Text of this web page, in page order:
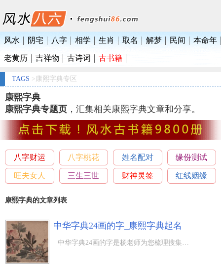
风水 阴宅 八字 相学 生肖 取名 解梦 民间 本命年
老黄历 吉祥物 古诗词 古书籍
TAGS >康熙字典专区
康熙字典
康熙字典专题页 ，汇集相关康熙字典文章和分享。
八字财运 八字桃花 姓名配对 缘份测试
旺夫女人 三生三世 财神灵签 红线姻缘
康熙字典的文章列表
中华字典24画的字_康熙字典起名
中华字典24画的字是杨老师为您梳理搜集整理的有关生肖五行各五行中华字典24画的字的梳理，以供大伙儿起名常